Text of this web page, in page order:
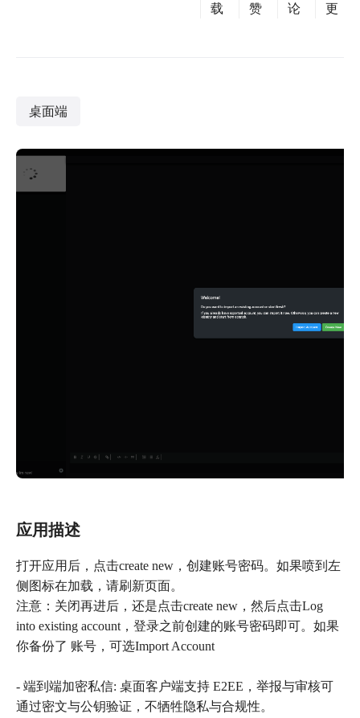
载
赞
论
更
桌面端
应用描述
打开应用后，点击create new，创建账号密码。如果喷到左
侧图标在加载，请刷新页面。
注意：关闭再进后，还是点击create new，然后点击Log
into existing account，登录之前创建的账号密码即可。如果
你备份了 账号，可选Import Account
- 端到端加密私信: 桌面客户端支持 E2EE，举报与审核可
通过密文与公钥验证，不牺牲隐私与合规性。